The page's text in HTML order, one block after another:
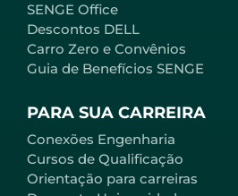
SENGE Office
Descontos DELL
Carro Zero e Convênios
Guia de Benefícios SENGE
PARA SUA CARREIRA
Conexões Engenharia
Cursos de Qualificação
Orientação para carreiras